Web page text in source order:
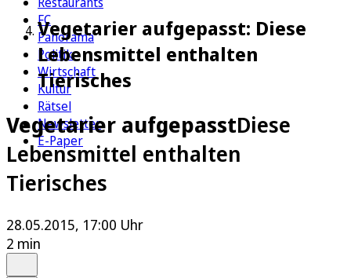
FC
Panorama
Politik
Wirtschaft
Kultur
Rätsel
Newsletter
E-Paper
Vegetarier aufgepasst: Diese
Lebensmittel enthalten
Tierisches
Vegetarier aufgepasstDiese
Lebensmittel enthalten
Tierisches
28.05.2015, 17:00 Uhr
2 min